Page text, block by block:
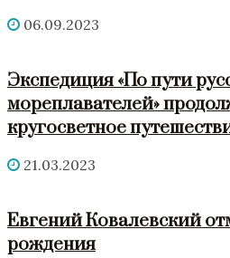
06.09.2023
Экспедиция «По пути
мореплавателей»
кругосветное
21.03.2023
Евгений Ковалевский
рождения